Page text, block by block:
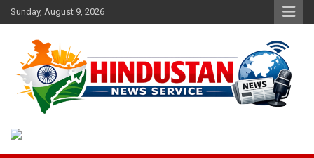
Skip
to
Sunday, August 9, 2026
Hindustan News Service